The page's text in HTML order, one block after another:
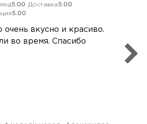
5.00 Доставка5.00
5.00
очень вкусно и красиво.
во время. Спасибо